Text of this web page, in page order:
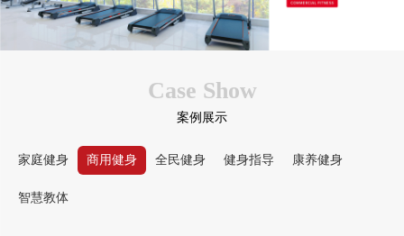
Case Show
案例展示
家庭健身 商用健身 全民健身 健身指导 康养健身
智慧教体